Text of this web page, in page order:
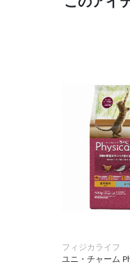
フィジカライフ
ユニ・チャーム